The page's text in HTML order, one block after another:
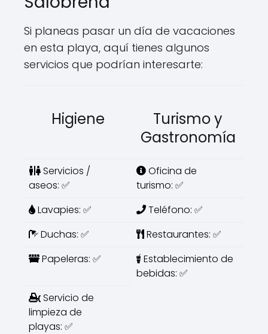
Si planeas pasar un día de vacaciones
en esta playa, aquí tienes algunos
servicios que podrían interesarte:
Higiene
Turismo y
Gastronomía
Servicios /
aseos: ✅
Oficina de
turismo: ✅
Lavapies: ✅
Teléfono: ✅
Duchas: ✅
Restaurantes: ✅
Papeleras: ✅
Establecimiento de
bebidas: ✅
Servicio de
limpieza de
playas: ✅